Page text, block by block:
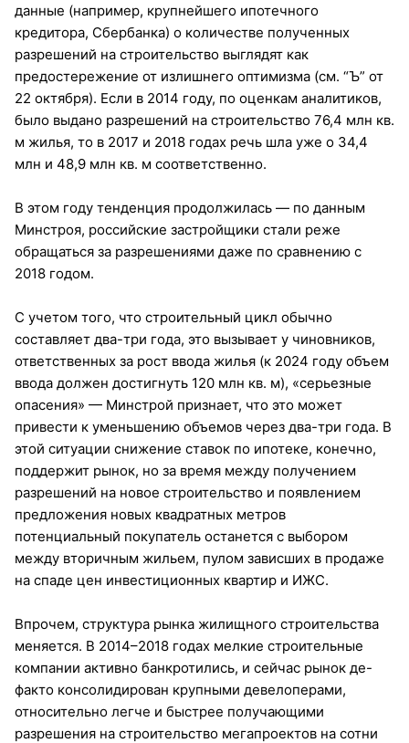
данные (например, крупнейшего ипотечного
кредитора, Сбербанка) о количестве полученных
разрешений на строительство выглядят как
предостережение от излишнего оптимизма (см. “Ъ” от
22 октября). Если в 2014 году, по оценкам аналитиков,
было выдано разрешений на строительство 76,4 млн кв.
м жилья, то в 2017 и 2018 годах речь шла уже о 34,4
млн и 48,9 млн кв. м соответственно.
В этом году тенденция продолжилась — по данным
Минстроя, российские застройщики стали реже
обращаться за разрешениями даже по сравнению с
2018 годом.
С учетом того, что строительный цикл обычно
составляет два-три года, это вызывает у чиновников,
ответственных за рост ввода жилья (к 2024 году объем
ввода должен достигнуть 120 млн кв. м), «серьезные
опасения» — Минстрой признает, что это может
привести к уменьшению объемов через два-три года. В
этой ситуации снижение ставок по ипотеке, конечно,
поддержит рынок, но за время между получением
разрешений на новое строительство и появлением
предложения новых квадратных метров
потенциальный покупатель останется с выбором
между вторичным жильем, пулом зависших в продаже
на спаде цен инвестиционных квартир и ИЖС.
Впрочем, структура рынка жилищного строительства
меняется. В 2014–2018 годах мелкие строительные
компании активно банкротились, и сейчас рынок де-
факто консолидирован крупными девелоперами,
относительно легче и быстрее получающими
разрешения на строительство мегапроектов на сотни